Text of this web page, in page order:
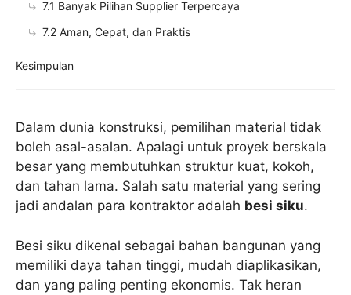
Dalam dunia konstruksi, pemilihan material tidak
boleh asal-asalan. Apalagi untuk proyek berskala
besar yang membutuhkan struktur kuat, kokoh,
dan tahan lama. Salah satu material yang sering
jadi andalan para kontraktor adalah besi siku.
Besi siku dikenal sebagai bahan bangunan yang
memiliki daya tahan tinggi, mudah diaplikasikan,
dan yang paling penting ekonomis. Tak heran
7.1 Banyak Pilihan Supplier Terpercaya
7.2 Aman, Cepat, dan Praktis
Kesimpulan